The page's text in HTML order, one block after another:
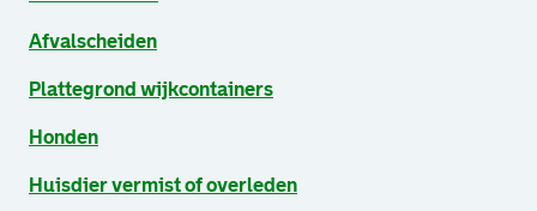
Afvalscheiden
Plattegrond wijkcontainers
Honden
Huisdier vermist of overleden